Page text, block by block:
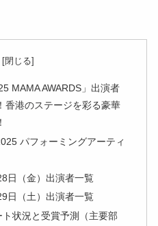
MAMA AWARDS」出演者
香港のステージを彩る豪華
パフォーミングアーティ
日（金）出演者一覧
日（土）出演者一覧
状況と受賞予測（主要部